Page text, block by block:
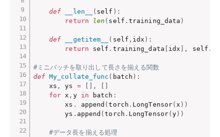
def __len__ ( self ) :
return
len ( self . training_data )
def __getitem__ ( self , idx ) :
return self . training_data idx , self .
#ミニバッチを取り出して長さを揃える関数
def My_collate_func ( batch ) :
    xs
, ys = ,
for x , y in batch :
        xs
. append (torch . LongTensor( x ) )
        ys
. append (torch . LongTensor(y ) )
#データ長を揃える処理